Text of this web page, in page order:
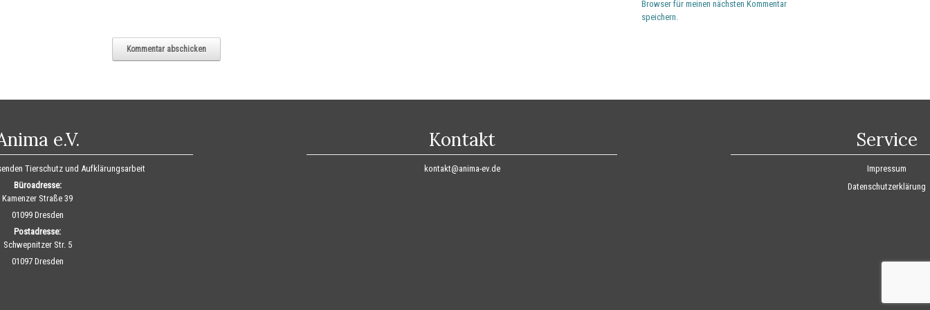
Browser für meinen nächsten Kommentar
speichern.
e.V.
Tierschutz und Aufklärungsarbeit
Büroadresse:
Kamenzer Straße 39
01099 Dresden
Postadresse:
Schwepnitzer Str. 5
01097 Dresden
Kontakt
kontakt@anima-ev.de
Service
Impressum
Datenschutzerklärung